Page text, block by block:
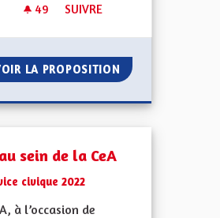
49 49 ABONNÉS
SUIVRE
LA PROPOSITION VERDIR LES RUES
sein de la CeA
civique 2022
à l’occasion de